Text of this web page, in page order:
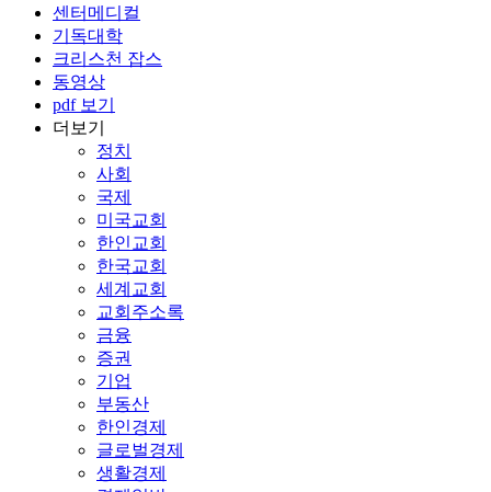
센터메디컬
기독대학
크리스천 잡스
동영상
pdf 보기
더보기
정치
사회
국제
미국교회
한인교회
한국교회
세계교회
교회주소록
금융
증권
기업
부동산
한인경제
글로벌경제
생활경제